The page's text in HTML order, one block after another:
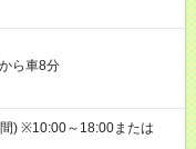
ら車8分
) ※10:00～18:00または